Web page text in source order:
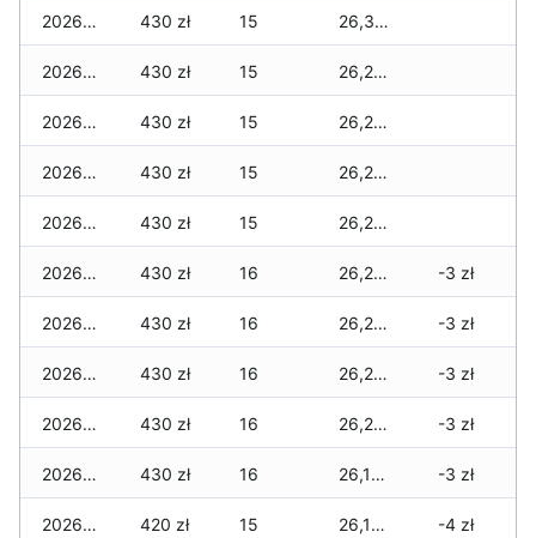
2026-03-19 430 zł 15 26,300 zł
2026-03-18 430 zł 15 26,270 zł
2026-03-17 430 zł 15 26,270 zł
2026-03-16 430 zł 15 26,270 zł
2026-03-15 430 zł 15 26,220 zł
2026-03-14 430 zł 16 26,220 zł -3 zł
2026-03-13 430 zł 16 26,220 zł -3 zł
2026-03-12 430 zł 16 26,220 zł -3 zł
2026-03-11 430 zł 16 26,220 zł -3 zł
2026-03-10 430 zł 16 26,160 zł -3 zł
2026-03-09 420 zł 15 26,100 zł -4 zł